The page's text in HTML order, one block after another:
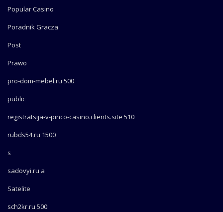
Popular Casino
Poradnik Gracza
Post
Prawo
pro-dom-mebel.ru 500
public
registratsija-v-pinco-casino.clients.site 510
rubds54.ru 1500
s
sadovyi.ru a
Satelite
sch2kr.ru 500